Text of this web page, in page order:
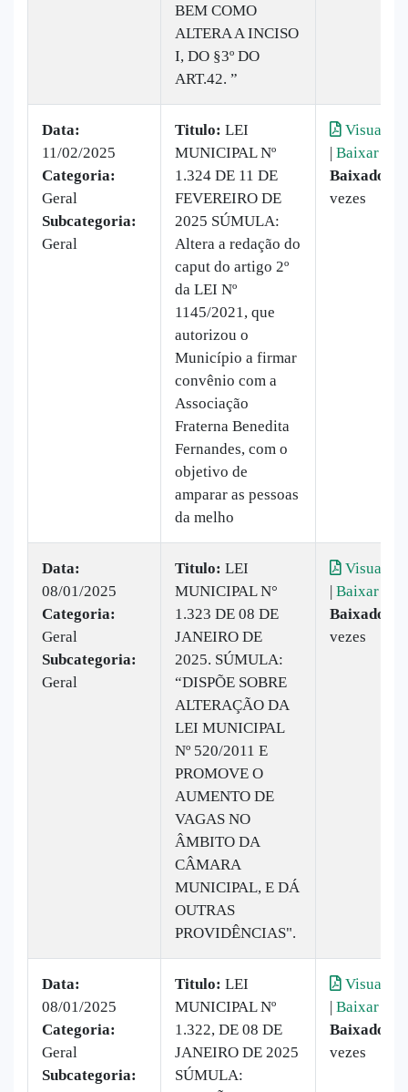
BEM COMO
ALTERA A INCISO
I, DO §3º DO
ART.42. ”
Data:
11/02/2025
Categoria:
Geral
Subcategoria:
Geral
Titulo: LEI
MUNICIPAL Nº
1.324 DE 11 DE
FEVEREIRO DE
2025 SÚMULA:
Altera a redação do
caput do artigo 2º
da LEI Nº
1145/2021, que
autorizou o
Município a firmar
convênio com a
Associação
Fraterna Benedita
Fernandes, com o
objetivo de
amparar as pessoas
da melho
| Baixar
Baixado:
vezes
Data:
08/01/2025
Categoria:
Geral
Subcategoria:
Geral
Titulo: LEI
MUNICIPAL N°
1.323 DE 08 DE
JANEIRO DE
2025. SÚMULA:
“DISPÕE SOBRE
ALTERAÇÃO DA
LEI MUNICIPAL
Nº 520/2011 E
PROMOVE O
AUMENTO DE
VAGAS NO
ÂMBITO DA
CÂMARA
MUNICIPAL, E DÁ
OUTRAS
PROVIDÊNCIAS".
| Baixar
Baixado:
vezes
Data:
08/01/2025
Categoria:
Geral
Subcategoria:
Titulo: LEI
MUNICIPAL Nº
1.322, DE 08 DE
JANEIRO DE 2025
SÚMULA:
| Baixar
Baixado:
vezes